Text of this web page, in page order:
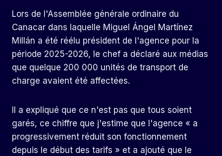
Lors de l'Assemblée générale ordinaire du
Canacar dans laquelle Miguel Ángel Martínez
Millán a été réélu président de l'agence pour la
période 2025-2026, le chef a déclaré aux médias
que quelque 200 000 unités de transport de
charge avaient été affectées.
Il a expliqué que ce n'est pas que tous soient
garés, ce chiffre que j'estime que l'agence « a
progressivement réduit son fonctionnement
depuis le début des tarifs » et a ajouté que le